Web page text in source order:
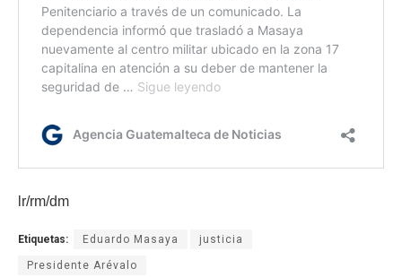
lr/rm/dm
Etiquetas: Eduardo Masaya justicia
Presidente Arévalo